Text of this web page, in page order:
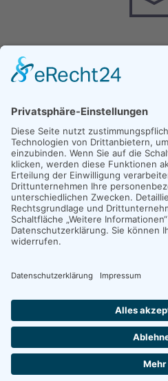
info@stein-
BÜRO
Zeltnerstr. 3,
Impressum|
STEIN CONSULT.
Unterstützt von